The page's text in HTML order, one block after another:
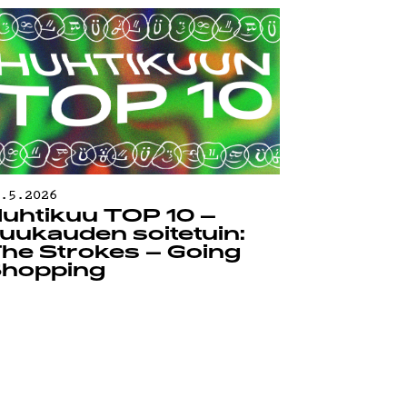
TOP 10 –
soitetuin:
Strokes – Going